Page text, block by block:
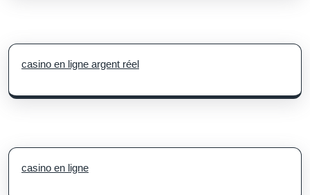
casino en ligne argent réel
casino en ligne